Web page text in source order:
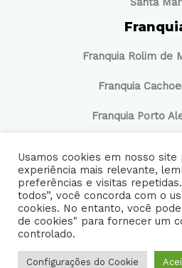
Franquia Rolim de
Franquia
Franquia Porto
Redes
PRS | Todos os
Webmail
Usamos cookies em nosso
experiência mais relevante,
preferências e visitas
todos”, você concorda com o
cookies. No entanto, você
de cookies" para fornecer um
controlado.
Configurações do Cookie